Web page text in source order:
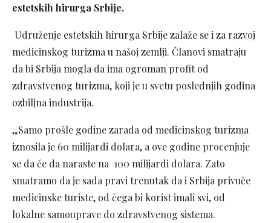
estetskih hirurga Srbije.
Udruženje estetskih hirurga Srbije zalaže se i za razvoj
medicinskog turizma u našoj zemlji. Članovi smatraju
da bi Srbija mogla da ima ogroman profit od
zdravstvenog turizma, koji je u svetu poslednjih godina
ozbiljna industrija.
„Samo prošle godine zarada od medicinskog turizma
iznosila je 60 milijardi dolara, a ove godine procenjuje
se da će da naraste na 100 milijardi dolara. Zato
smatramo da je sada pravi trenutak da i Srbija privuče
medicinske turiste, od čega bi korist imali svi, od
lokalne samouprave do zdravstvenog sistema.